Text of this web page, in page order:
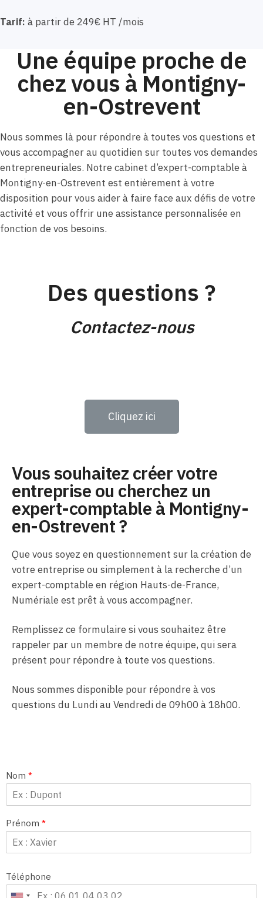
Tarif: à partir de 249€ HT /mois
Une équipe proche de
chez vous à Montigny-
en-Ostrevent
Nous sommes là pour répondre à toutes vos questions et
vous accompagner au quotidien sur toutes vos demandes
entrepreneuriales. Notre cabinet d’expert-comptable à
Montigny-en-Ostrevent est entièrement à votre
disposition pour vous aider à faire face aux défis de votre
activité et vous offrir une assistance personnalisée en
fonction de vos besoins.
Des questions ?
Contactez-nous
Cliquez ici
Vous souhaitez créer votre
entreprise ou cherchez un
expert-comptable à Montigny-
en-Ostrevent ?
Que vous soyez en questionnement sur la création de
votre entreprise ou simplement à la recherche d’un
expert-comptable en région Hauts-de-France,
Numériale est prêt à vous accompagner.
Remplissez ce formulaire si vous souhaitez être
rappeler par un membre de notre équipe, qui sera
présent pour répondre à toute vos questions.
Nous sommes disponible pour répondre à vos
questions du Lundi au Vendredi de 09h00 à 18h00.
Nom *
Prénom *
Téléphone